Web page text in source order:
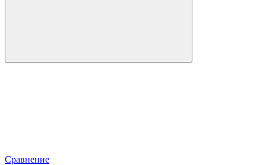
Сравнение